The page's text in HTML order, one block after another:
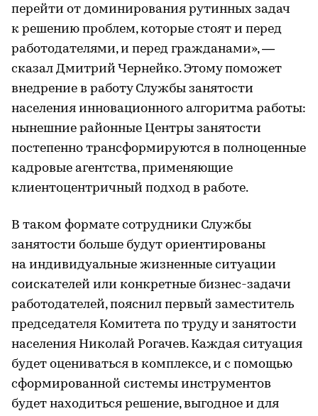
перейти от доминирования рутинных задач
к решению проблем, которые стоят и перед
работодателями, и перед гражданами», —
сказал Дмитрий Чернейко. Этому поможет
внедрение в работу Службы занятости
населения инновационного алгоритма работы:
нынешние районные Центры занятости
постепенно трансформируются в полноценные
кадровые агентства, применяющие
клиентоцентричный подход в работе.
В таком формате сотрудники Службы
занятости больше будут ориентированы
на индивидуальные жизненные ситуации
соискателей или конкретные бизнес-задачи
работодателей, пояснил первый заместитель
председателя Комитета по труду и занятости
населения Николай Рогачев. Каждая ситуация
будет оцениваться в комплексе, и с помощью
сформированной системы инструментов
будет находиться решение, выгодное и для